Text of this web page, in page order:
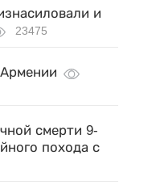
и
23475
смерти 9-
похода с